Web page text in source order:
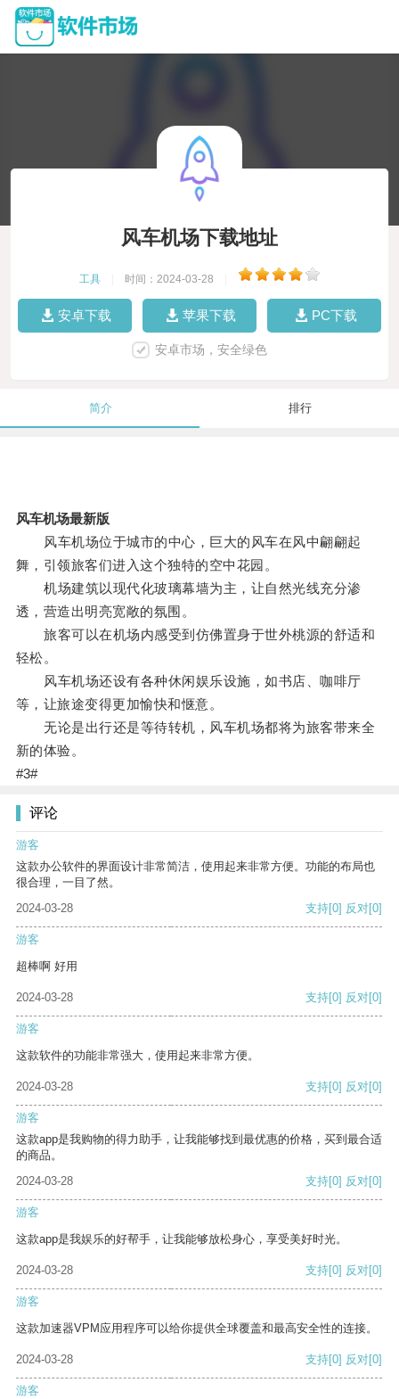
风车机场下载地址
工具 时间：2024-03-28
安卓下载 苹果下载 PC下载
安卓市场，安全绿色
简介 排行
风车机场最新版
风车机场位于城市的中心，巨大的风车在风中翩翩起
舞，引领旅客们进入这个独特的空中花园。
机场建筑以现代化玻璃幕墙为主，让自然光线充分渗
透，营造出明亮宽敞的氛围。
旅客可以在机场内感受到仿佛置身于世外桃源的舒适和
轻松。
风车机场还设有各种休闲娱乐设施，如书店、咖啡厅
等，让旅途变得更加愉快和惬意。
无论是出行还是等待转机，风车机场都将为旅客带来全
新的体验。
#3#
评论
游客
这款办公软件的界面设计非常简洁，使用起来非常方便。功能的布局也
很合理，一目了然。
2024-03-28
支持[0] 反对[0]
游客
超棒啊 好用
2024-03-28 支持[0] 反对[0]
游客
这款软件的功能非常强大，使用起来非常方便。
2024-03-28 支持[0] 反对[0]
游客
这款app是我购物的得力助手，让我能够找到最优惠的价格，买到最合适
的商品。
2024-03-28
支持[0] 反对[0]
游客
这款app是我娱乐的好帮手，让我能够放松身心，享受美好时光。
2024-03-28 支持[0] 反对[0]
游客
这款加速器VPM应用程序可以给你提供全球覆盖和最高安全性的连接。
2024-03-28 支持[0] 反对[0]
游客